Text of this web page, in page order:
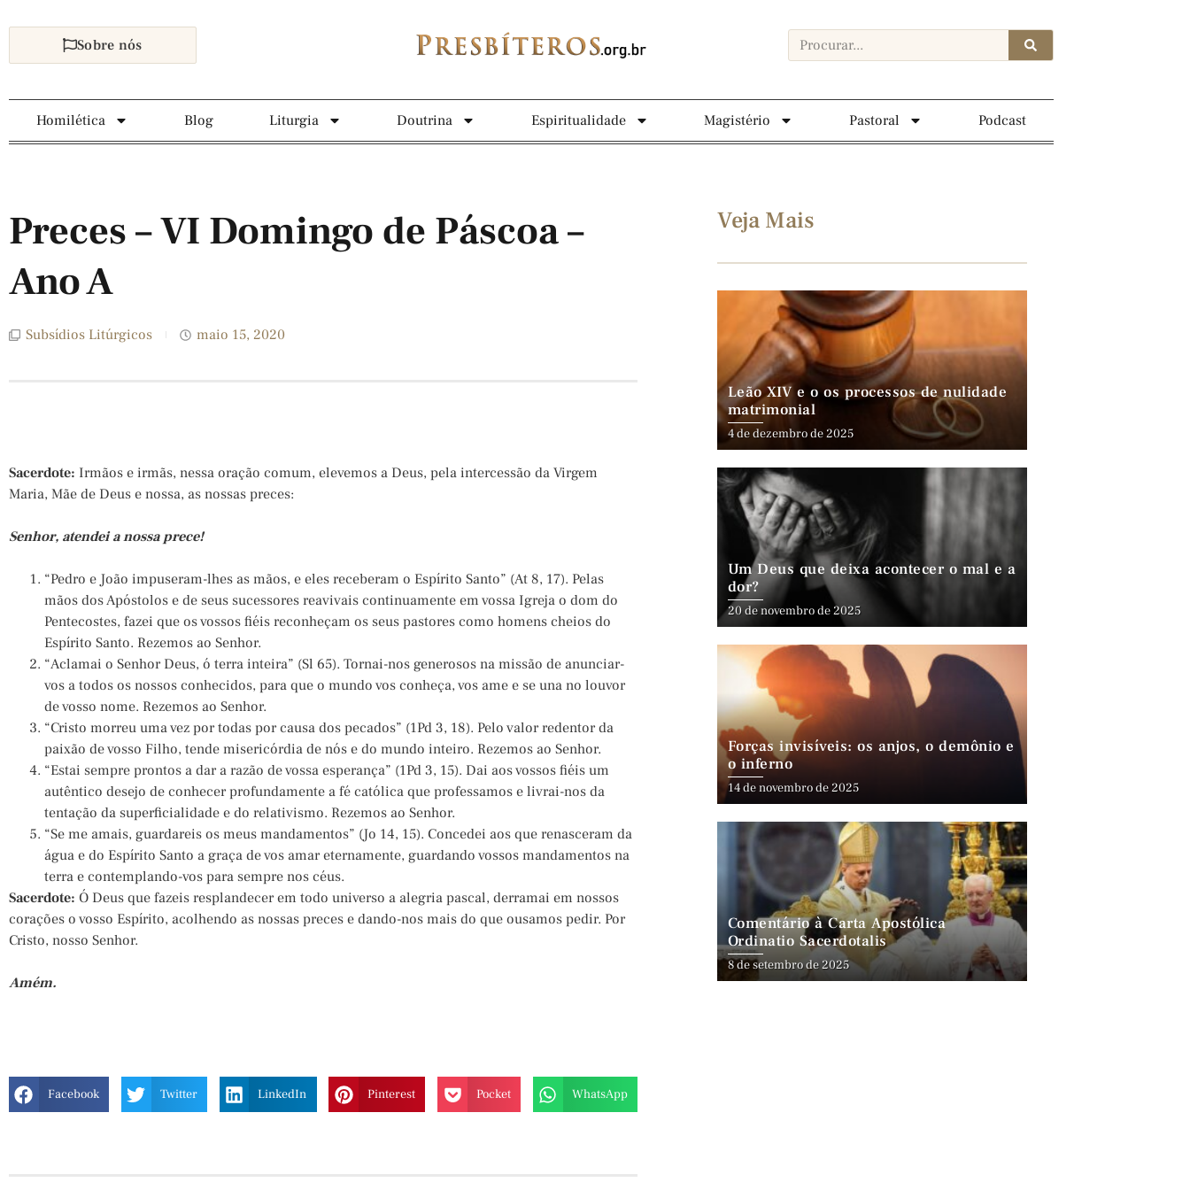
Sobre nós
Homilética Blog Liturgia Doutrina Espiritualidade Magistério Pastoral Podcast
Preces – VI Domingo de Páscoa –
Ano A
Subsídios Litúrgicos maio 15, 2020
Sacerdote: Irmãos e irmãs, nessa oração comum, elevemos a Deus, pela intercessão da Virgem
Maria, Mãe de Deus e nossa, as nossas preces:
Senhor, atendei a nossa prece!
“Pedro e João impuseram-lhes as mãos, e eles receberam o Espírito Santo” (At 8, 17). Pelas
mãos dos Apóstolos e de seus sucessores reavivais continuamente em vossa Igreja o dom do
Pentecostes, fazei que os vossos fiéis reconheçam os seus pastores como homens cheios do
Espírito Santo. Rezemos ao Senhor.
“Aclamai o Senhor Deus, ó terra inteira” (Sl 65). Tornai-nos generosos na missão de anunciar-
vos a todos os nossos conhecidos, para que o mundo vos conheça, vos ame e se una no louvor
de vosso nome. Rezemos ao Senhor.
“Cristo morreu uma vez por todas por causa dos pecados” (1Pd 3, 18). Pelo valor redentor da
paixão de vosso Filho, tende misericórdia de nós e do mundo inteiro. Rezemos ao Senhor.
“Estai sempre prontos a dar a razão de vossa esperança” (1Pd 3, 15). Dai aos vossos fiéis um
autêntico desejo de conhecer profundamente a fé católica que professamos e livrai-nos da
tentação da superficialidade e do relativismo. Rezemos ao Senhor.
“Se me amais, guardareis os meus mandamentos” (Jo 14, 15). Concedei aos que renasceram da
água e do Espírito Santo a graça de vos amar eternamente, guardando vossos mandamentos na
terra e contemplando-vos para sempre nos céus.
Sacerdote: Ó Deus que fazeis resplandecer em todo universo a alegria pascal, derramai em nossos
corações o vosso Espírito, acolhendo as nossas preces e dando-nos mais do que ousamos pedir. Por
Cristo, nosso Senhor.
Amém.
Facebook Twitter LinkedIn Pinterest Pocket WhatsApp
Veja Mais
Leão XIV e o os processos de nulidade
matrimonial
4 de dezembro de 2025
Um Deus que deixa acontecer o mal e a
dor?
20 de novembro de 2025
Forças invisíveis: os anjos, o demônio e
o inferno
14 de novembro de 2025
Comentário à Carta Apostólica
Ordinatio Sacerdotalis
8 de setembro de 2025